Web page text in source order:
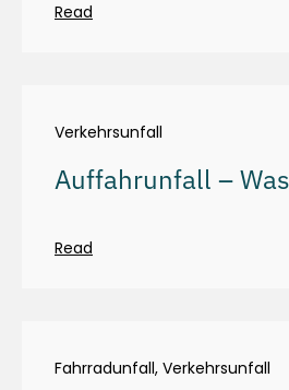
Read
Verkehrsunfall
Auffahrunfall –
Read
Fahrradunfall, Verkehrsunfall